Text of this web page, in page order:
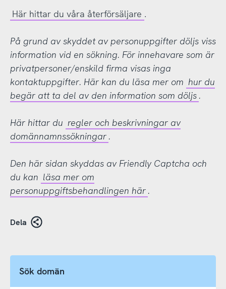
Här hittar du våra återförsäljare .
På grund av skyddet av personuppgifter döljs viss
information vid en sökning. För innehavare som är
privatpersoner/enskild firma visas inga
kontaktuppgifter. Här kan du läsa mer om hur du
begär att ta del av den information som döljs .
Här hittar du regler och beskrivningar av
domännamnssökningar .
Den här sidan skyddas av Friendly Captcha och
du kan läsa mer om
personuppgiftsbehandlingen här .
Dela
Sök domän